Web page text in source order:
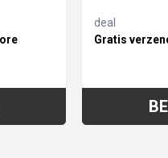
deal
Gratis